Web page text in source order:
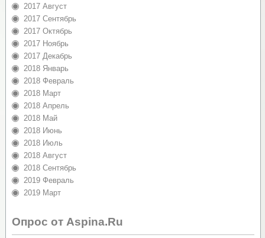
2017 Август
2017 Сентябрь
2017 Октябрь
2017 Ноябрь
2017 Декабрь
2018 Январь
2018 Февраль
2018 Март
2018 Апрель
2018 Май
2018 Июнь
2018 Июль
2018 Август
2018 Сентябрь
2019 Февраль
2019 Март
Опрос от Aspina.Ru